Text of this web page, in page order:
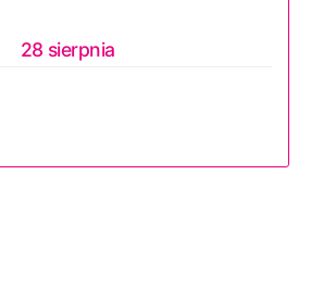
28 sierpnia